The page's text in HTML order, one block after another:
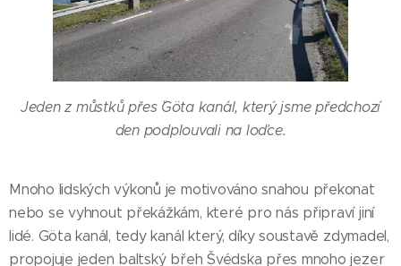
Jeden z můstků přes ˇGöta kanál, který jsme předchozí
den podplouvali na loďce.
Mnoho lidských výkonů je motivováno snahou překonat
nebo se vyhnout překážkám, které pro nás připraví jiní
lidé. Göta kanál, tedy kanál který, díky soustavě zdymadel,
propojuje jeden baltský břeh Švédska přes mnoho jezer